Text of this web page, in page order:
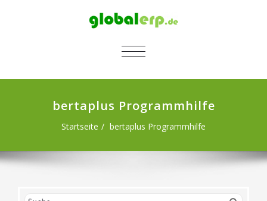
SCHALTE NAVIGATION
bertaplus Programmhilfe
Startseite bertaplus Programmhilfe